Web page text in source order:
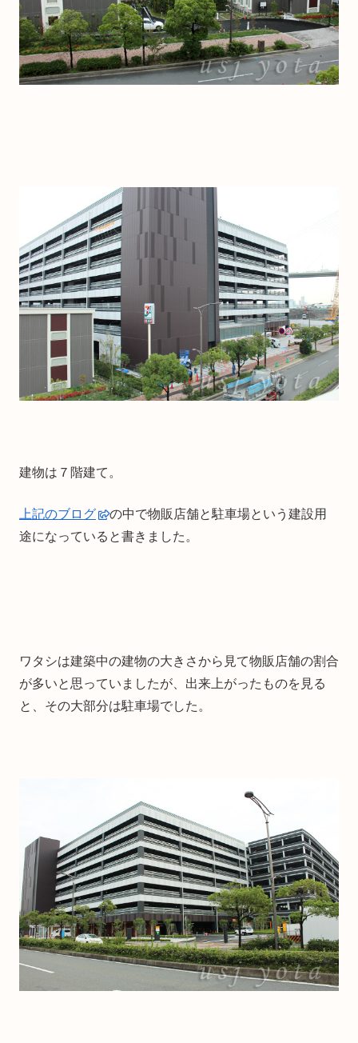
建物は７階建て。
上記のブログ
の中で物販店舗と駐車場という建設用
途になっていると書きました。
ワタシは建築中の建物の大きさから見て物販店舗の割合
が多いと思っていましたが、出来上がったものを見る
と、その大部分は駐車場でした。